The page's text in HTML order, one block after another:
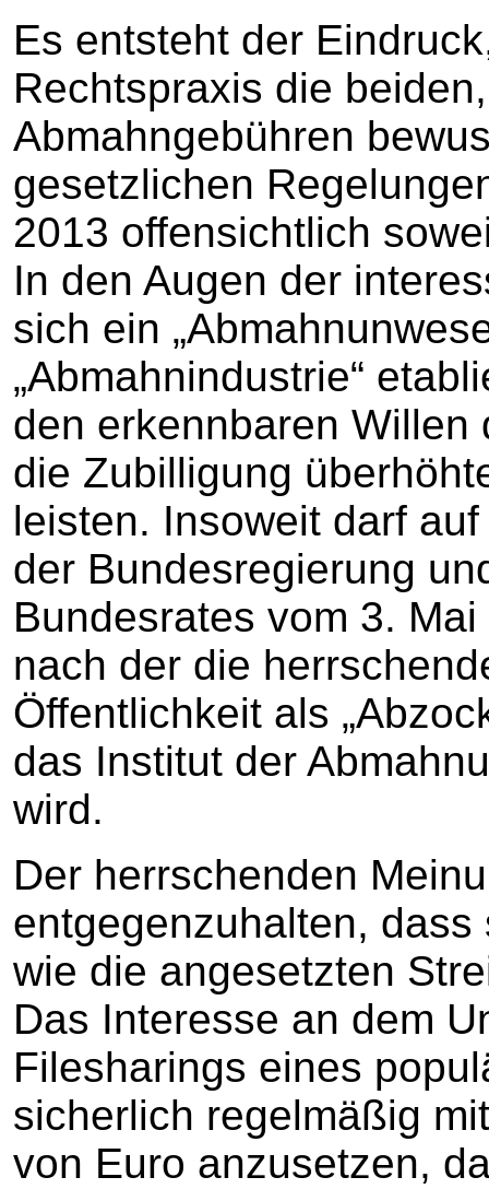
Es entsteht der
Rechtspraxis die
Abmahngebühren
gesetzlichen
2013 offensichtlich
In den Augen der
sich ein
„Abmahnindustrie“
den erkennbaren
die Zubilligung
leisten. Insoweit darf
der Bundesregierung
Bundesrates vom 3.
nach der die
Öffentlichkeit als
das Institut der
wird.
Der herrschenden
entgegenzuhalten,
wie die angesetzten
Das Interesse an dem
Filesharings eines
sicherlich regelmäßig
von Euro anzusetzen,